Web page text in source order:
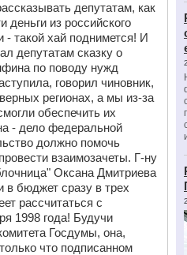
депутатам, как
деньги из российского
такой хай поднимется! И
депутатам сказку о
по поводу нужд
говорил чиновник,
регионах, а мы из-за
обеспечить их
- дело федеральной
должно помочь
взаимозачеты. Г-ну
Оксана Дмитриева
бюджет сразу в трех
рассчитаться с
1998 года! Будучи
Госдумы, она,
что подписанном